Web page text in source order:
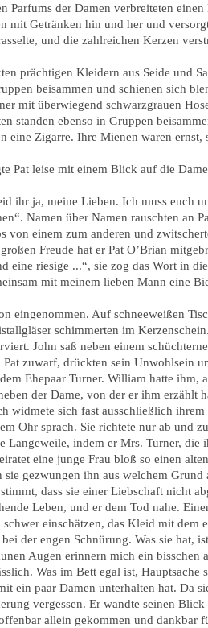
Parfums der Damen verbreiteten
mit Getränken hin und her und
und die zahlreichen Kerzen
prächtigen Kleidern aus Seide und
beisammen und schienen sich
mit überwiegend schwarzgrauen
standen ebenso in Gruppen
eine Zigarre. Ihre Mienen waren ernst,
Pat leise mit einem Blick auf die
ihr ja, meine Lieben. Ich muss euch
Namen über Namen rauschten an
von einem zum anderen und
Freude hat er Pat O’Brian
eine riesige ...“, sie zog das Wort in
mit meinem lieben Mann eine
eingenommen. Auf schneeweißen
schimmerten im
John saß neben einem
zuwarf, drückten sein Unwohlsein
Ehepaar Turner. William hatte ihm,
der Dame, von der er ihm erzählt
widmete sich fast ausschließlich
Ohr sprach. Sie richtete nur ab und
Langeweile, indem er Mrs. Turner, die
eine junge Frau bloß so einen
gezwungen ihn aus welchem Grund
dass sie einer Liebschaft nicht
Leben, und er dem Tod nahe.
einschätzen, das Kleid mit dem
der engen Schnürung. Was sie hat,
Augen erinnern mich ein
Was im Bett egal ist, Hauptsache
ein paar Damen unterhalten hat. Da
vergessen. Er wandte seinen
allein gekommen und dankbar